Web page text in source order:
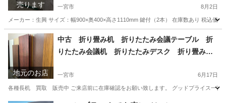
売ります
110mm 愛知 一宮市 江南市 稲沢市 岩倉
市 名古屋 岐阜 各務ヶ原 羽島 三重 グッ
ドプライス一宮
一宮市 8月2日
メーカー：生興 サイズ：幅900×奥400×高さ1110mm 鍵付（2本） 在庫数あり 税込
愛知 一宮市 オフィス用家具 書庫
地元のお店
中古 折り畳み机 折りたたみ会議テーブル 折
りたたみ会議机 折りたたみデスク 折り畳み会
市 稲沢市 名古屋 岐阜 各務ヶ原 岐南町
羽島 三重 グッドプライス一宮
一宮市 6月17日
各種長机 買取 販売中 ご来店前に在庫確認をお願い致します。 グッドプライス